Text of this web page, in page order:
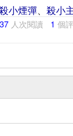
小煙彈、 殺小
人次閱讀 1 個